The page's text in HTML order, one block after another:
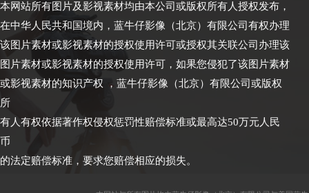
本网站所有图片及影视素材均由本公司或版权所有人授权发布，
在中华人民共和国境内，蓝牛仔影像（北京）有限公司有权办理
该图片素材或影视素材的授权使用许可或授权其关联公司办理该
图片素材或影视素材的授权使用许可，如果您侵犯了该图片素材
或影视素材的知识产权 ，蓝牛仔影像（北京）有限公司或版权
所
有人有权依据著作权侵权惩罚性赔偿标准或最高达50万元人民
币
的法定赔偿标准，要求您赔偿相应的损失。